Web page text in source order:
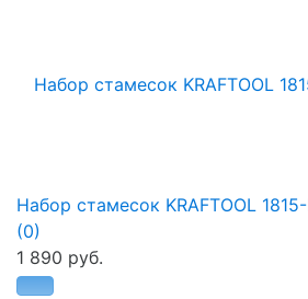
Набор стамесок KRAFTOOL
(0)
1 890 руб.